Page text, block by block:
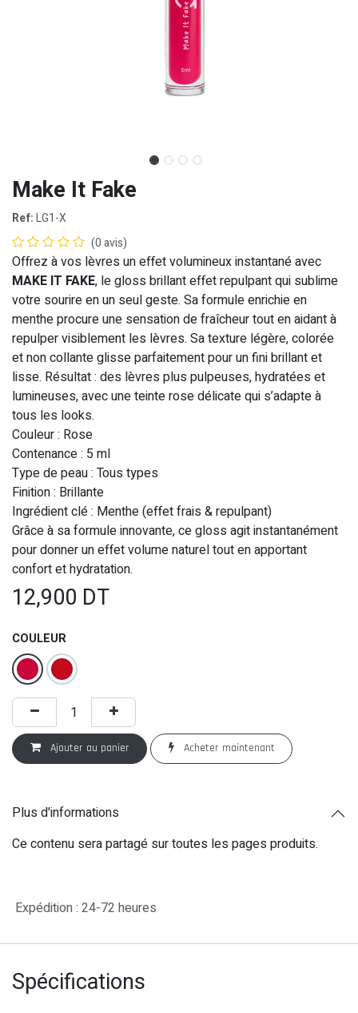
Make It Fake
Ref:LG1-X
(0 avis)
Offrez à vos lèvres un effet volumineux instantané avec
MAKE IT FAKE, le gloss brillant effet repulpant qui sublime
votre sourire en un seul geste. Sa formule enrichie en
menthe procure une sensation de fraîcheur tout en aidant à
repulper visiblement les lèvres. Sa texture légère, colorée
et non collante glisse parfaitement pour un fini brillant et
lisse. Résultat : des lèvres plus pulpeuses, hydratées et
lumineuses, avec une teinte rose délicate qui s’adapte à
tous les looks.
Couleur : Rose
Contenance : 5 ml
Type de peau : Tous types
Finition : Brillante
Ingrédient clé : Menthe (effet frais & repulpant)
Grâce à sa formule innovante, ce gloss agit instantanément
pour donner un effet volume naturel tout en apportant
confort et hydratation.
12,900 DT
COULEUR
Ajouter au panier Acheter maintenant
Plus d'informations
Ce contenu sera partagé sur toutes les pages produits.
Expédition : 24-72 heures
Spécifications